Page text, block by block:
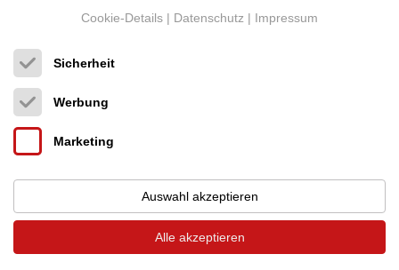
Neupreis: 8.990 €Cookie-Details | Datenschutz | Impressum
Sicherheit
Werbung
Marketing
Auswahl akzeptieren
Alle akzeptieren